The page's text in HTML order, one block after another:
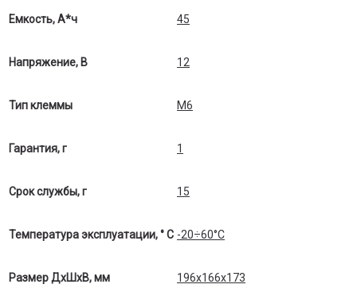
Емкость, А*ч 45
Напряжение, В 12
Тип клеммы M6
Гарантия, г 1
Срок службы, г 15
Температура эксплуатации, ° С -20÷60°C
Размер ДхШхВ, мм 196х166х173